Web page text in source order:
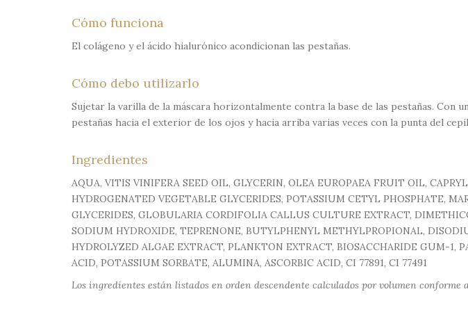
Cómo funciona
El colágeno y el ácido hialurónico acondicionan las pestañas.
Cómo debo utilizarlo
Sujetar la varilla de la máscara horizontalmente contra la base de las pestañas. Con
pestañas hacia el exterior de los ojos y hacia arriba varias veces con la punta del
Ingredientes
AQUA, VITIS VINIFERA SEED OIL, GLYCERIN, OLEA EUROPAEA FRUIT OIL,
HYDROGENATED VEGETABLE GLYCERIDES, POTASSIUM CETYL PHOSPHATE,
GLYCERIDES, GLOBULARIA CORDIFOLIA CALLUS CULTURE EXTRACT,
SODIUM HYDROXIDE, TEPRENONE, BUTYLPHENYL METHYLPROPIONAL,
HYDROLYZED ALGAE EXTRACT, PLANKTON EXTRACT, BIOSACCHARIDE GUM-
ACID, POTASSIUM SORBATE, ALUMINA, ASCORBIC ACID, CI 77891, CI 77491
Los ingredientes están listados en orden descendente calculados por volumen conforme